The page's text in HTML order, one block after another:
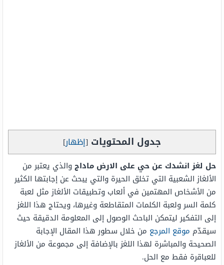
جدول المحتويات [إظهار]
حل لغز انشدك عن حي على الارض ماداجوالذي يعتبر من
الألغاز الشعبية التي تخلق الحيرة والتي يبحث عن إجابتها الكثير
من الأشخاص المهتمين في ألعاب وتطبيقات الألغاز مثل لعبة
كلمة السر ولعبة الكلمات المتقاطعة وغيرها، ويحتاج هذا اللغز
إلى التفكير ليتمكن الباحث الوصول إلى المعلومة الدقيقة حيث
سيقدّم موقع المرجع من خلال سطور هذا المقال الإجابة
الصحيحة والمباشرة لهذا اللغز بالإضافة إلى مجموعة من الألغاز
للعباقرة فقط مع الحل.